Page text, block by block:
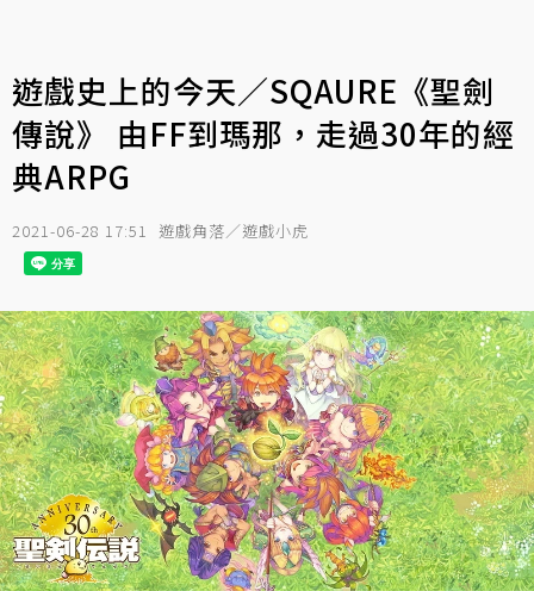
遊戲史上的今天／SQAURE《聖劍
傳說》 由FF到瑪那，走過30年的經
典ARPG
2021-06-28 17:51 遊戲角落／遊戲小虎